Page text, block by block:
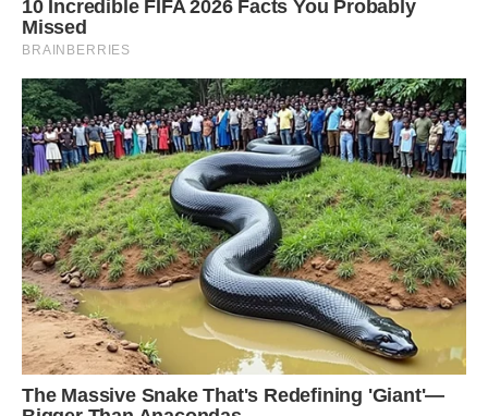
Марта ходила до Тараненків… щоб тихцем любуватися
Дмитровим батьком.
Дружина Гната Захаровича працювала у райцентрі на
фабриці позмінно, “день-ніч-48”, їздила то автобусом на
роботу, то Гнат машиною відвозив, коли міг. Сам же він –
тут, у сільському колгоспі на одній з керівних посад, тож
повертався додому не пізно. На ньому й Дмитрові
переважно господарство, худоба були, хоча прибирати-
куховарити Марія встигала, завжди лишаючи своїм
чоловікам щось смачне.